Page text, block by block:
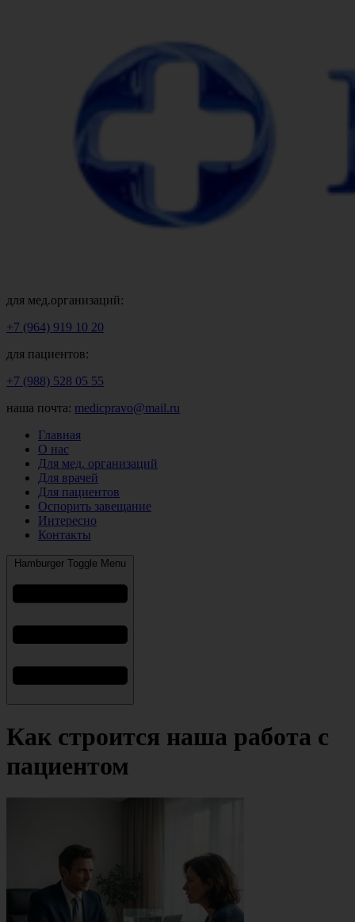
для мед.организаций:
+7 (964) 919 10 20
для пациентов:
+7 (988) 528 05 55
наша почта: medicpravo@mail.ru
Главная
О нас
Для мед. организаций
Для врачей
Для пациентов
Оспорить завещание
Интересно
Контакты
Hamburger Toggle Menu
Как строится наша работа с
пациентом